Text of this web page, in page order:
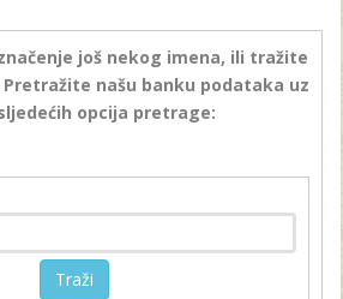
još nekog imena, ili tražite
Pretražite našu banku podataka uz
opcija pretrage:
Traži